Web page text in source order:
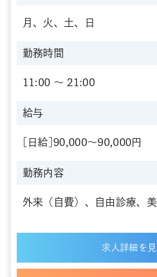
月、火、土、日
勤務時間
11:00 〜 21:00
給与
[日給]90,000～90,000円
勤務内容
外来（自費）、自由診療、
求人詳細を見